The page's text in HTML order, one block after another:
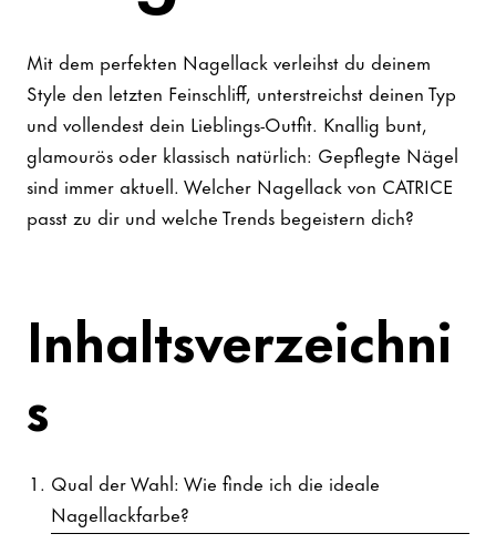
Mit dem perfekten Nagellack verleihst du deinem
Style den letzten Feinschliff, unterstreichst deinen Typ
und vollendest dein Lieblings-Outfit. Knallig bunt,
glamourös oder klassisch natürlich: Gepflegte Nägel
sind immer aktuell. Welcher Nagellack von CATRICE
passt zu dir und welche Trends begeistern dich?
Inhaltsverzeichni
s
Qual der Wahl: Wie finde ich die ideale
Nagellackfarbe?